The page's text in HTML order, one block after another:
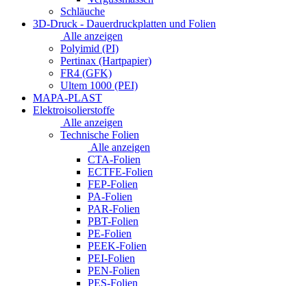
Schläuche
3D-Druck - Dauerdruckplatten und Folien
Alle anzeigen
Polyimid (PI)
Pertinax (Hartpapier)
FR4 (GFK)
Ultem 1000 (PEI)
MAPA-PLAST
Elektroisolierstoffe
Alle anzeigen
Technische Folien
Alle anzeigen
CTA-Folien
ECTFE-Folien
FEP-Folien
PA-Folien
PAR-Folien
PBT-Folien
PE-Folien
PEEK-Folien
PEI-Folien
PEN-Folien
PES-Folien